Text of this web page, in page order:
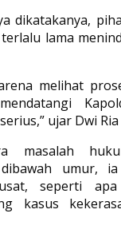
dikatakanya,
lama
melihat
ujar Dwi
masalah
umur,
seperti
kasus